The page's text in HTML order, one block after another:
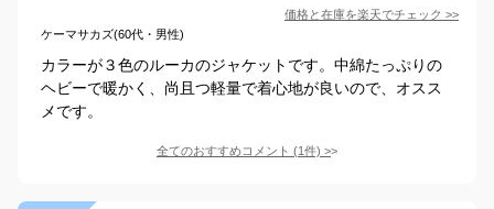
価格と在庫を楽天でチェック >>
ケーマサカズ(60代・男性)
カラーが３色のルーカのジャケットです。中綿たっぷりの
ヘビーで暖かく、尚且つ軽量で着心地が良いので、オスス
メです。
全てのおすすめコメント (1件) >